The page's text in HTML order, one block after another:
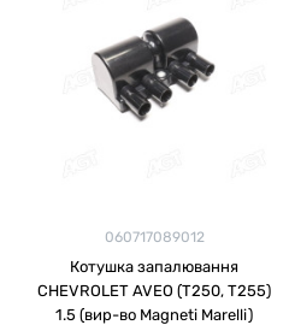
060717089012
Котушка запалювання
CHEVROLET AVEO (T250, T255)
1.5 (вир-во Magneti Marelli)